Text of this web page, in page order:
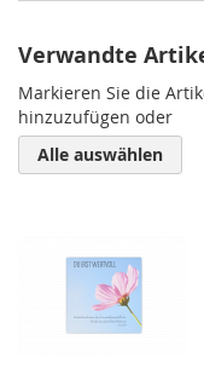
Verwandte
Markieren Sie die
hinzuzufügen oder
Alle auswählen